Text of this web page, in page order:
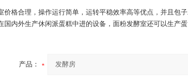
价格合理，操作运行简单，运转平稳效率高等优点，并且包
国内外生产休闲派蛋糕中进的设备，面粉发酵室还可以生产
产品：